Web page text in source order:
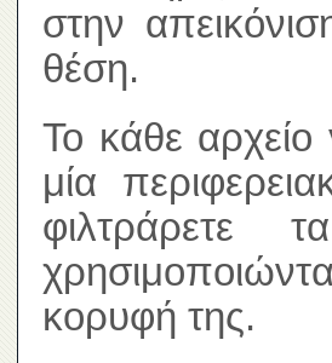
στην
θέση.
Το κάθε αρχείο
μία
φιλτράρετε
κορυφή της.